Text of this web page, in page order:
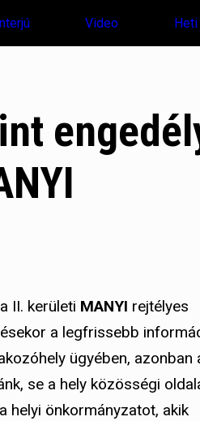
Interjú Video
II. kerületi MANYI rejtélyes
a legfrissebb
ügyében, azonban
se a hely közösségi
helyi önkormányzatot, akik